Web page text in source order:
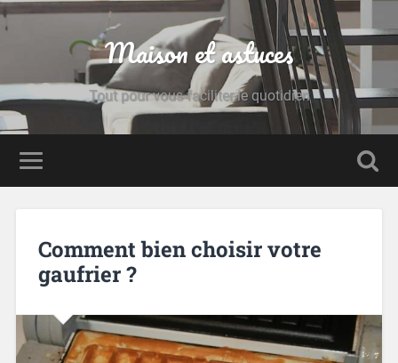
Maison et astuces
Tout pour vous faciliter le quotidien
Comment bien choisir votre
gaufrier ?